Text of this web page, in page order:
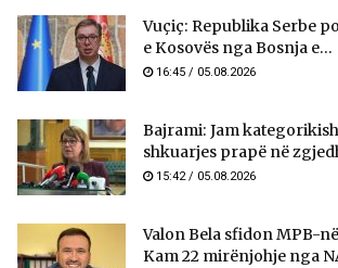
Vuçiç: Republika Serbe
e Kosovës nga Bosnja e...
16:45 / 05.08.2026
Bajrami: Jam
shkuarjes prapë në
15:42 / 05.08.2026
Valon Bela sfidon MPB-
Kam 22 mirënjohje nga